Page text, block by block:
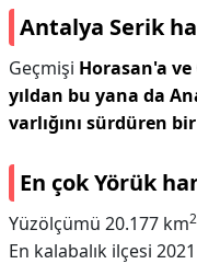
Antalya Serik
Geçmişi Horasan'a
yıldan bu yana da
varlığını sürdüren
En çok Yörük
Yüzölçümü 20.177 km2
En kalabalık ilçesi